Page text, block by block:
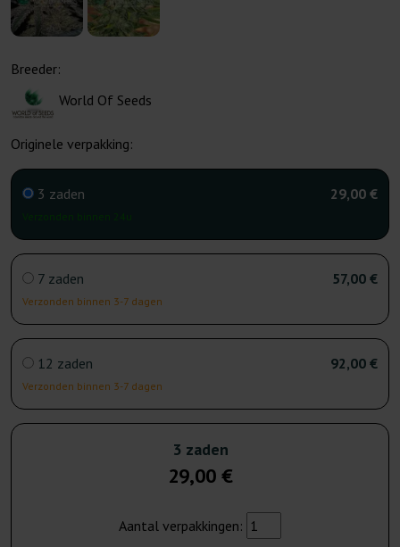
Breeder:
World Of Seeds
Originele verpakking:
3 zaden 29,00 €
7 zaden
Verzonden binnen 3-7 dagen
57,00 €
12 zaden
Verzonden binnen 3-7 dagen
92,00 €
3 zaden
29,00 €
Aantal verpakkingen: